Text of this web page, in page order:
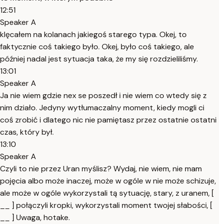
12:51
Speaker A
klęcałem na kolanach jakiegoś starego typa. Okej, to
faktycznie coś takiego było. Okej, było coś takiego, ale
później nadal jest sytuacja taka, że my się rozdzieliliśmy.
13:01
Speaker A
Ja nie wiem gdzie nex se poszedł i nie wiem co wtedy się z
nim działo. Jedyny wytłumaczalny moment, kiedy mogli ci
coś zrobić i dlatego nic nie pamiętasz przez ostatnie ostatni
czas, który był.
13:10
Speaker A
Czyli to nie przez Uran myślisz? Wydaj, nie wiem, nie mam
pojęcia albo może inaczej, może w ogóle w nie może schizuje,
ale może w ogóle wykorzystali tą sytuację, stary, z uranem, [
__ ] połączyli kropki, wykorzystali moment twojej słabości, [
__ ] Uwaga, hotake.